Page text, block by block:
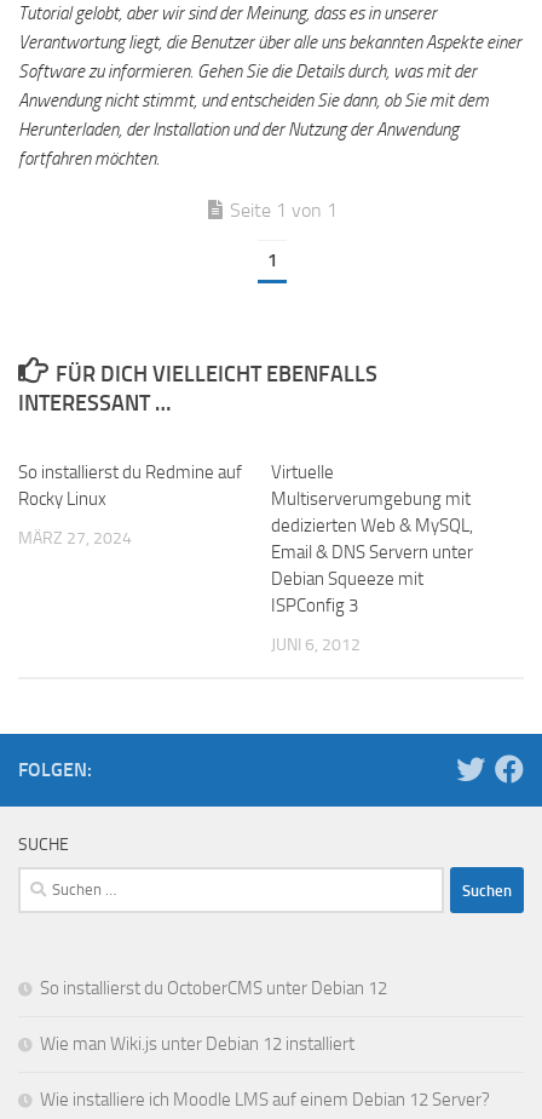
Tutorial gelobt, aber wir sind der Meinung, dass es in unserer
Verantwortung liegt, die Benutzer über alle uns bekannten Aspekte einer
Software zu informieren. Gehen Sie die Details durch, was mit der
Anwendung nicht stimmt, und entscheiden Sie dann, ob Sie mit dem
Herunterladen, der Installation und der Nutzung der Anwendung
fortfahren möchten.
Seite 1 von 1
1
FÜR DICH VIELLEICHT EBENFALLS
INTERESSANT …
So installierst du Redmine auf
Rocky Linux
MÄRZ 27, 2024
Virtuelle
Multiserverumgebung mit
dedizierten Web & MySQL,
Email & DNS Servern unter
Debian Squeeze mit
ISPConfig 3
JUNI 6, 2012
FOLGEN:
SUCHE
Suchen
nach:
So installierst du OctoberCMS unter Debian 12
Wie man Wiki.js unter Debian 12 installiert
Wie installiere ich Moodle LMS auf einem Debian 12 Server?